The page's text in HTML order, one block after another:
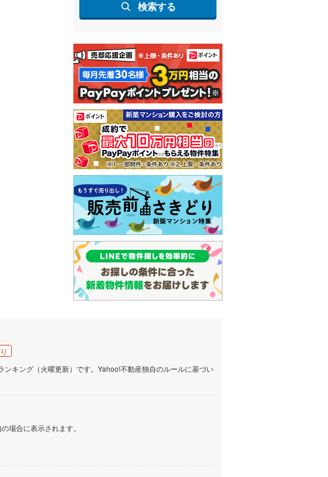
検索する
ンキング（火曜更新）です。Yahoo!不動産独自のルールに基づい
場合に表示されます。